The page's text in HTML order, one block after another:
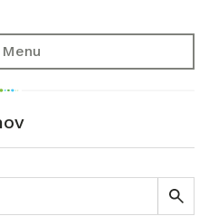
Menu